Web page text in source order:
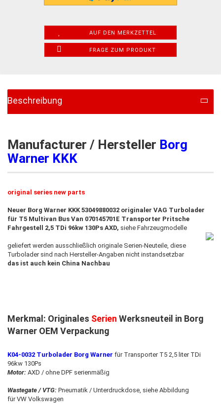
AUF DEN MERKZETTEL
FRAGE ZUM PRODUKT
Beschreibung
Manufacturer / Hersteller Borg
Warner KKK
original series new parts
Neuer Borg Warner KKK 53049880032 originaler VAG Turbolader
für T5 Multivan Bus Van 070145701E Transporter Pritsche
Fahrgestell 2,5 TDi 96kw 130Ps AXD, siehe Fahrzeugmodelle
geliefert werden ausschließlich originale Serien-Neuteile, diese
Turbolader sind nach Hersteller-Angaben nicht instandsetzbar
das ist ​auch kein China Nachbau
Merkmal: Originales Serien Werksneuteil in Borg
Warner OEM Verpackung
K04-0032 Turbolader Borg Warner für Transporter T5 2,5 liter TDi
96kw 130Ps
Motor: AXD / ohne DPF serienmäßig
Wastegate / VTG: Pneumatik / Unterdruckdose, siehe Abbildung
für VW Volkswagen